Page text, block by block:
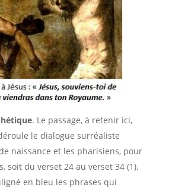
. Le passage, à retenir ici,
le dialogue surréaliste
naissance et les pharisiens, pour
soit du verset 24 au verset 34 (1).
en bleu les phrases qui